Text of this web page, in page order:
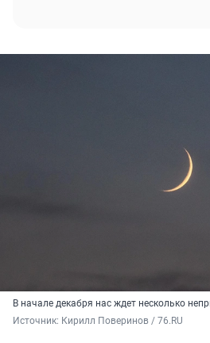
В начале декабря нас ждет несколько
Источник: Кирилл Поверинов / 76.RU